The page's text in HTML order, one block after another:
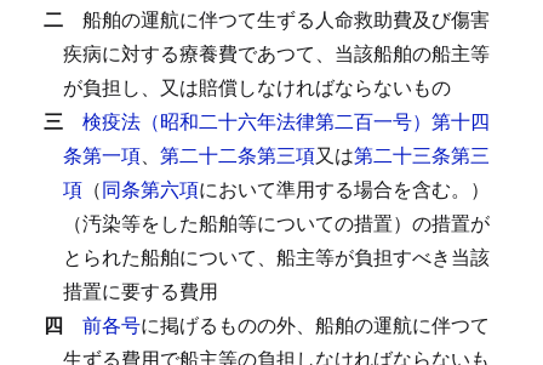
二 船舶の運航に伴つて生ずる人命救助費及び傷害
疾病に対する療養費であつて、当該船舶の船主等
が負担し、又は賠償しなければならないもの
三 検疫法（昭和二十六年法律第二百一号）第十四
条第一項、 第二十二条第三項又は第二十三条第三
項 （同条第六項において準用する場合を含む。）
（汚染等をした船舶等についての措置）の措置が
とられた船舶について、船主等が負担すべき当該
措置に要する費用
四 前各号に掲げるものの外、船舶の運航に伴つて
生ずる費用で船主等の負担しなければならないも